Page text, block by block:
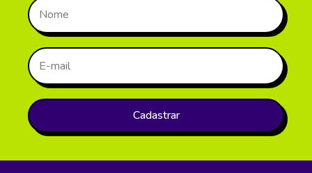
Cadastrar